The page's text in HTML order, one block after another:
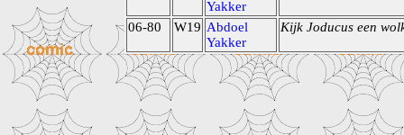
Yakker
06-80 W19 Abdoel
Yakker
Kijk Joducus een